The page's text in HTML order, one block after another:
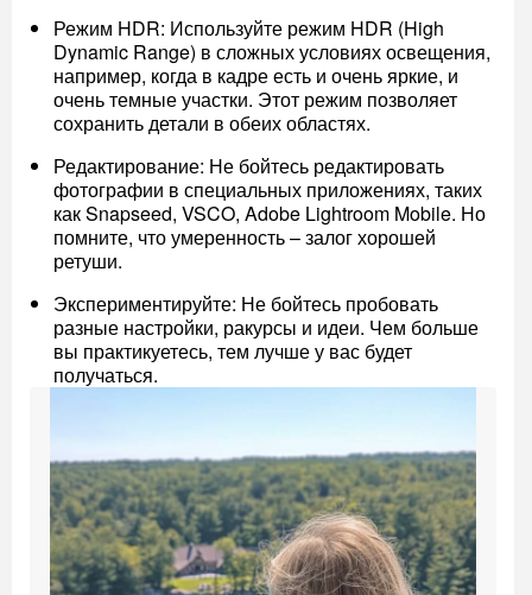
Режим HDR: Используйте режим HDR (High
Dynamic Range) в сложных условиях освещения,
например, когда в кадре есть и очень яркие, и
очень темные участки. Этот режим позволяет
сохранить детали в обеих областях.
Редактирование: Не бойтесь редактировать
фотографии в специальных приложениях, таких
как Snapseed, VSCO, Adobe Lightroom Mobile. Но
помните, что умеренность – залог хорошей
ретуши.
Экспериментируйте: Не бойтесь пробовать
разные настройки, ракурсы и идеи. Чем больше
вы практикуетесь, тем лучше у вас будет
получаться.